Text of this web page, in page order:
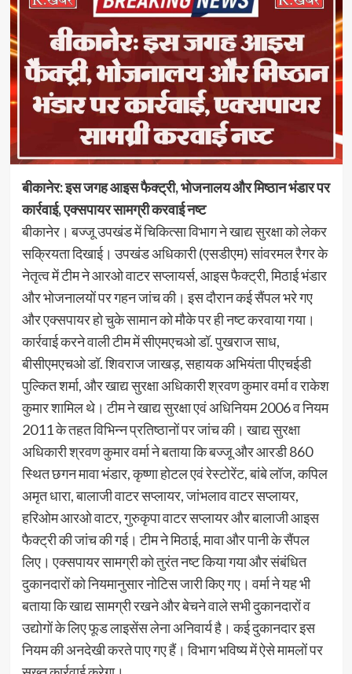
बीकानेर: इस जगह आइस फैक्ट्री, भोजनालय और मिष्ठान भंडार पर
कार्रवाई, एक्सपायर सामग्री करवाई नष्ट
बीकानेर। बज्जू उपखंड में चिकित्सा विभाग ने खाद्य सुरक्षा को लेकर
सक्रियता दिखाई। उपखंड अधिकारी (एसडीएम) सांवरमल रैगर के
नेतृत्व में टीम ने आरओ वाटर सप्लायर्स, आइस फैक्ट्री, मिठाई भंडार
और भोजनालयों पर गहन जांच की। इस दौरान कई सैंपल भरे गए
और एक्सपायर हो चुके सामान को मौके पर ही नष्ट करवाया गया।
कार्रवाई करने वाली टीम में सीएमएचओ डॉ. पुखराज साध,
बीसीएमएचओ डॉ. शिवराज जाखड़, सहायक अभियंता पीएचईडी
पुल्कित शर्मा, और खाद्य सुरक्षा अधिकारी श्रवण कुमार वर्मा व राकेश
कुमार शामिल थे। टीम ने खाद्य सुरक्षा एवं अधिनियम 2006 व नियम
2011 के तहत विभिन्न प्रतिष्ठानों पर जांच की। खाद्य सुरक्षा
अधिकारी श्रवण कुमार वर्मा ने बताया कि बज्जू और आरडी 860
स्थित छगन मावा भंडार, कृष्णा होटल एवं रेस्टोरेंट, बांबे लॉज, कपिल
अमृत धारा, बालाजी वाटर सप्लायर, जांभलाव वाटर सप्लायर,
हरिओम आरओ वाटर, गुरुकृपा वाटर सप्लायर और बालाजी आइस
फैक्ट्री की जांच की गई। टीम ने मिठाई, मावा और पानी के सैंपल
लिए। एक्सपायर सामग्री को तुरंत नष्ट किया गया और संबंधित
दुकानदारों को नियमानुसार नोटिस जारी किए गए। वर्मा ने यह भी
बताया कि खाद्य सामग्री रखने और बेचने वाले सभी दुकानदारों व
उद्योगों के लिए फूड लाइसेंस लेना अनिवार्य है। कई दुकानदार इस
नियम की अनदेखी करते पाए गए हैं। विभाग भविष्य में ऐसे मामलों पर